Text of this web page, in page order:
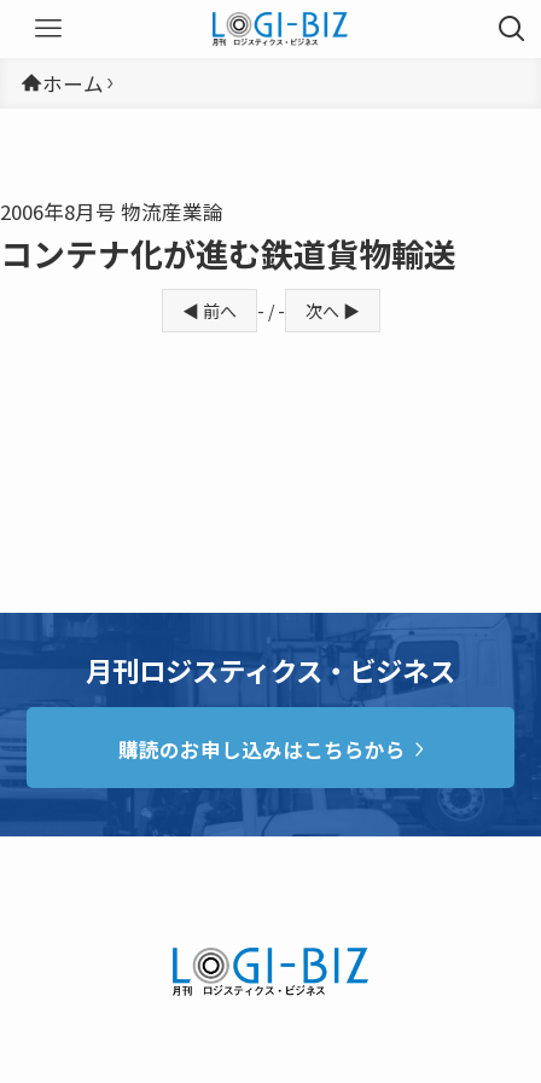
ホーム
2006年8月号 物流産業論
コンテナ化が進む鉄道貨物輸送
◀ 前へ - / - 次へ ▶
月刊ロジスティクス・ビジネス
購読のお申し込みはこちらから